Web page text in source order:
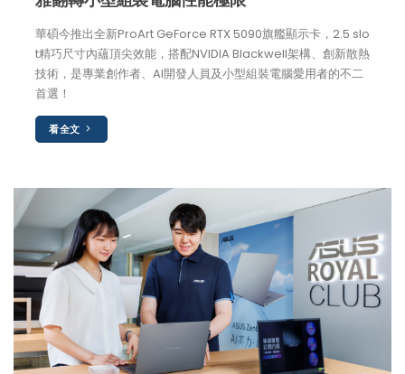
華碩今推出全新ProArt GeForce RTX 5090旗艦顯示卡，2.5 slo
t精巧尺寸內蘊頂尖效能，搭配NVIDIA Blackwell架構、創新散熱
技術，是專業創作者、AI開發人員及小型組裝電腦愛用者的不二
首選！
看全文